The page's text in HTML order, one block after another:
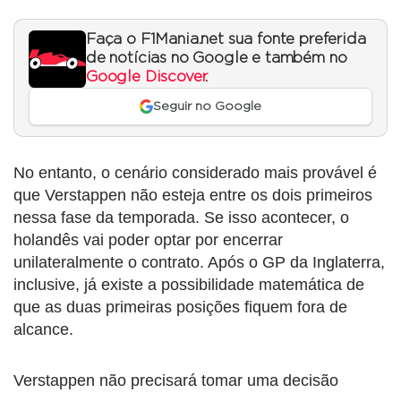
Faça o F1Mania.net sua fonte preferida
de notícias no Google e também no
Google Discover.
Seguir no Google
No entanto, o cenário considerado mais provável é
que Verstappen não esteja entre os dois primeiros
nessa fase da temporada. Se isso acontecer, o
holandês vai poder optar por encerrar
unilateralmente o contrato. Após o GP da Inglaterra,
inclusive, já existe a possibilidade matemática de
que as duas primeiras posições fiquem fora de
alcance.
Verstappen não precisará tomar uma decisão